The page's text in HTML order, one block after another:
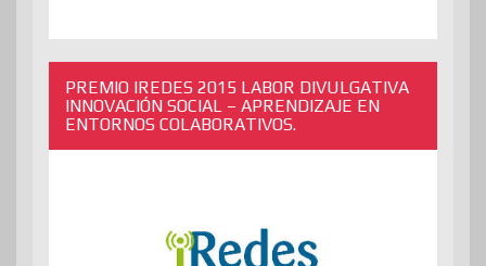
PREMIO IREDES 2015 LABOR DIVULGATIVA
INNOVACIÓN SOCIAL – APRENDIZAJE EN
ENTORNOS COLABORATIVOS.